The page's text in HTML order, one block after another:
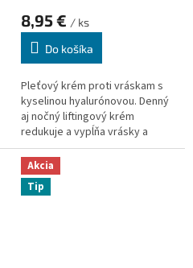
8,95 € / ks
Do košíka
Pleťový krém proti vráskam s
kyselinou hyalurónovou. Denný
aj nočný liftingový krém
redukuje a vypĺňa vrásky a
vyhladzuje jemné línie tváre.
Obsahuje nízkomolekulárne
kyselinu hyalurónovú, ktorá sa
nazýva molekula mladosti pre
Akcia
Tip